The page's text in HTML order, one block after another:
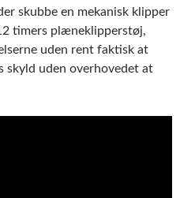
skubbe en mekanisk klipper
timers plæneklipperstøj,
uden rent faktisk at
skyld uden overhovedet at